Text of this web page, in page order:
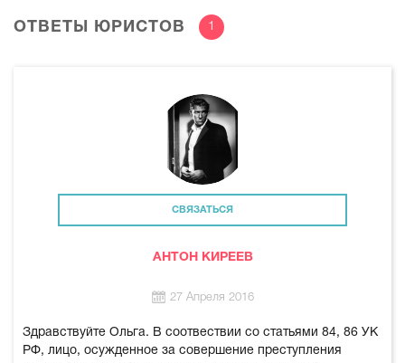
ОТВЕТЫ ЮРИСТОВ 1
СВЯЗАТЬСЯ
АНТОН КИРЕЕВ
27 Апреля 2016
Здравствуйте Ольга. В соотвествии со статьями 84, 86 УК
РФ, лицо, осужденное за совершение преступления